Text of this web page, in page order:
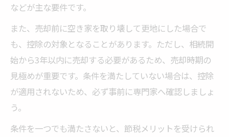
などが主な要件です。
また、売却前に空き家を取り壊して更地にした場合で
も、控除の対象となることがあります。ただし、相続開
始から3年以内に売却する必要があるため、売却時期の
見極めが重要です。条件を満たしていない場合は、控除
が適用されないため、必ず事前に専門家へ確認しましょ
う。
条件を一つでも満たさないと、節税メリットを受けられ